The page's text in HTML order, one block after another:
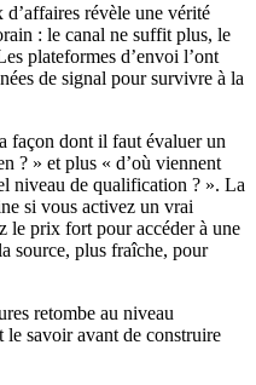
révèle une vérité
: le canal ne suffit plus, le
plateformes d’envoi l’ont
de signal pour survivre à la
façon dont il faut évaluer un
? » et plus « d’où viennent
niveau de qualification ? ». La
si vous activez un vrai
le prix fort pour accéder à une
source, plus fraîche, pour
retombe au niveau
savoir avant de construire